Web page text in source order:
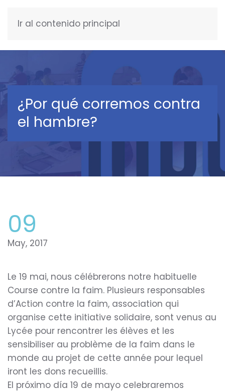
Ir al contenido principal
¿Por qué corremos contra
el hambre?
09
May, 2017
Le 19 mai, nous célébrerons notre habituelle
Course contre la faim. Plusieurs responsables
d’Action contre la faim, association qui
organise cette initiative solidaire, sont venus au
Lycée pour rencontrer les élèves et les
sensibiliser au problème de la faim dans le
monde au projet de cette année pour lequel
iront les dons recueillis.
​E​l próximo día 19 de mayo celebraremos